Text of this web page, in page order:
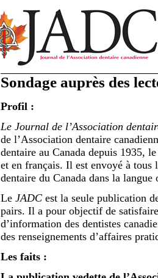
Sondage auprès des
Profil :
Le Journal de l’Association
de l’Association dentaire
dentaire au Canada depuis 1935,
et en français. Il est envoyé à tous
dentaire du Canada dans la
Le JADC est la seule publication
pairs. Il a pour objectif de
d’information des dentistes
des renseignements d’affaires
Les faits :